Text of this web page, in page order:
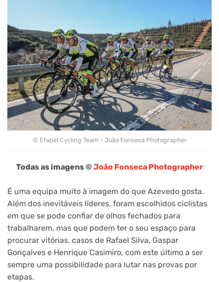
© Efapel Cycling Team – João Fonseca Photographer
Todas as imagens ©João Fonseca Photographer
É uma equipa muito à imagem do que Azevedo gosta.
Além dos inevitáveis líderes, foram escolhidos ciclistas
em que se pode confiar de olhos fechados para
trabalharem, mas que podem ter o seu espaço para
procurar vitórias, casos de Rafael Silva, Gaspar
Gonçalves e Henrique Casimiro, com este último a ser
sempre uma possibilidade para lutar nas provas por
etapas.